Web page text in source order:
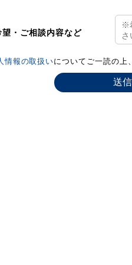
望・ご相談内容など
情報の取扱いについてご一読の上